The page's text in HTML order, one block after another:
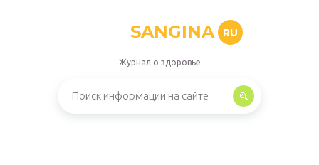
SANGINA RU
Журнал о здоровье